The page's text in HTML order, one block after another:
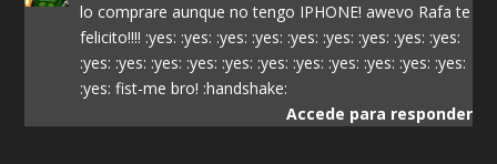
lo comprare aunque no tengo IPHONE! awevo Rafa te
felicito!!!! :yes: :yes: :yes: :yes: :yes: :yes: :yes: :yes: :yes:
:yes: :yes: :yes: :yes: :yes: :yes: :yes: :yes: :yes: :yes: :yes:
:yes: fist-me bro! :handshake:
Accede para responder